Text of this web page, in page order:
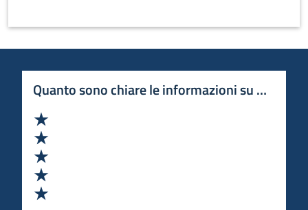
Quanto sono chiare le informazioni su questa